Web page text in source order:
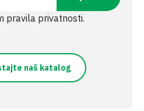
pravila privatnosti.
naš katalog